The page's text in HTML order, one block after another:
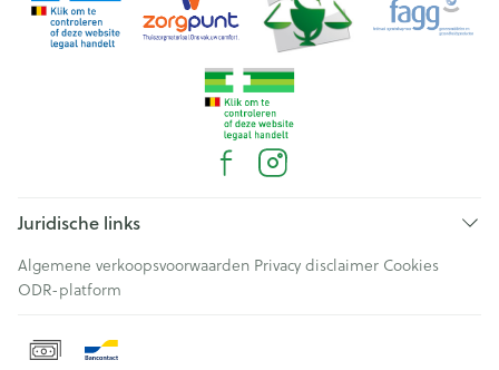
Juridische links
Algemene verkoopsvoorwaarden Privacy disclaimer Cookies
ODR-platform